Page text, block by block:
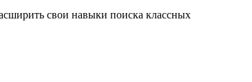
свои навыки поиска классных